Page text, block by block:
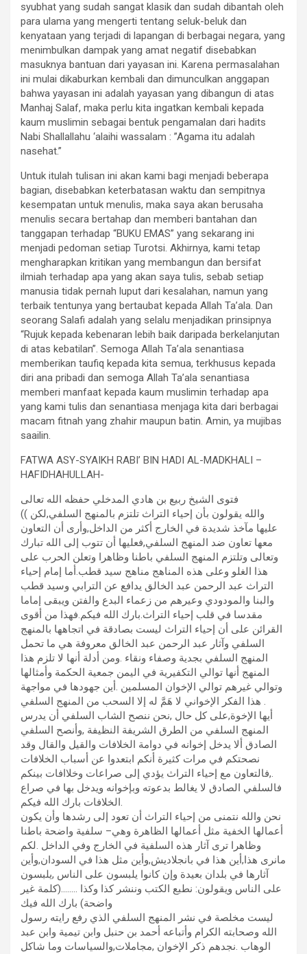
syubhat yang sudah sangat klasik dan sudah dibantah oleh
para ulama yang mengerti tentang seluk-beluk dan
kenyataan yang terjadi di lapangan di berbagai negara, yang
menimbulkan dampak yang amat negatif disebabkan
masuknya bantuan dari yayasan ini. Karena permasalahan
ini mulai dikaburkan kembali dan dimunculkan anggapan
bahwa yayasan ini adalah yayasan yang dibangun di atas
Manhaj Salaf, maka perlu kita ingatkan kembali kepada
kaum muslimin sebagai bentuk pengamalan dari hadits
Nabi Shallallahu ‘alaihi wassalam : ”Agama itu adalah
nasehat.”
Untuk itulah tulisan ini akan kami bagi menjadi beberapa
bagian, disebabkan keterbatasan waktu dan sempitnya
kesempatan untuk menulis, maka saya akan berusaha
menulis secara bertahap dan memberi bantahan dan
tanggapan terhadap “BUKU EMAS” yang sekarang ini
menjadi pedoman setiap Turotsi. Akhirnya, kami tetap
mengharapkan kritikan yang membangun dan bersifat
ilmiah terhadap apa yang akan saya tulis, sebab setiap
manusia tidak pernah luput dari kesalahan, namun yang
terbaik tentunya yang bertaubat kepada Allah Ta’ala. Dan
seorang Salafi adalah yang selalu menjadikan prinsipnya
“Rujuk kepada kebenaran lebih baik daripada berkelanjutan
di atas kebatilan”. Semoga Allah Ta’ala senantiasa
memberikan taufiq kepada kita semua, terkhusus kepada
diri ana pribadi dan semoga Allah Ta’ala senantiasa
memberi manfaat kepada kaum muslimin terhadap apa
yang kami tulis dan senantiasa menjaga kita dari berbagai
macam fitnah yang zhahir maupun batin. Amin, ya mujibas
saailin.
FATWA ASY-SYAIKH RABI’ BIN HADI AL-MADKHALI –
HAFIDHAHULLAH-
فتوى الشيخ ربيع بن هادي المدخلي حفظه الله تعالى
(( والله يقولون بأن إحياء التراث تلتزم بالمنهج السلفي,لكن
عليها مآخذ شديدة في الخارج أكثر من الداخل,وأرى أن التعاون
معها تعاون ضد المنهج السلفي,فعليها أن تتوب إلى الله تبارك
وتعالى وتلتزم المنهج السلفي باطنا وظاهرا وتعلن الحرب على
هذا الغلو وعلى هذه المناهج مناهج سيد قطب.أما إمام إحياء
التراث عبد الرحمن عبد الخالق يدافع عن الترابي وسيد قطب
والبنا والمودودي وعيرهم من زعماء البدع والفتن ويبقى إماما
مقدسا في قلب إحياء التراث.بارك الله فيكم.فهذا من أقوى
القرائن على أن إحياء التراث ليست بصادقة في اتجاهها بالمنهج
السلفي وآثار عبد الرحمن عبد الخالق معروفة هي ما تحمل
المنهج السلفي بجدية وصفاء ونقاء .ومن أدلة أنها لا تلزم هذا
المنهج أنها توالي التكفيرية في اليمن جمعية الحكمة وأمثالها
وتوالي غيرهم توالي الإخوان المسلمين .أين جهودها في مواجهة
هذا الفكر الإخواني لا هَمَّ له إلا السحب من المنهج السلفي .
أيها الإخوة,على كل حال ,نحن ننصح الشاب السلفي أن يدرس
المنهج السلفي من الطرق الشريفة النظيفة ,وأنصح السلفي
الصادق ألا يدخل إخوانه في دوامة الخلافات والقيل والقال وقد
نصحتكم في مرات كثيرة أنكم ابتعدوا عن أسباب الخلافات
,فالتعاون مع إحياء التراث يؤدي إلى صراعات وخلاافات بينكم.
فالسلفي الصادق لا يغالط بدعوته وبإخوانه ويدخل بها في صراع
الخلافات بارك الله فيكم.
نحن والله نتمنى من إحياء التراث أن تعود إلى رشدها وأن يكون
أعمالها الخفية مثل أعمالها الظاهرة وهي– سلفية واضحة باطنا
وظاهرا ترى آثار هذه السلفية في الخارج وفي الداخل .لكم
مانرى هذا,أين هذا في بانجلاديش,وأين مثل هذا في السودان,وأين
آثارها في بلدان بعيدة وإن كانوا يلبسون على الناس ,يلبسون
على الناس ويقولون: نطبع الكتب وننشر كذا وكذا ……..(كلمة غير
واضحة) بارك الله فيك
ليست مخلصة في نشر المنهج السلفي الذي رفع رايته رسول
الله وصحابته الكرام وأتباعه أحمد بن حنبل وابن تيمية وابن عبد
الوهاب .نجدهم ذكر الإخوان ,مجاملات,والسياسات وما شاكل